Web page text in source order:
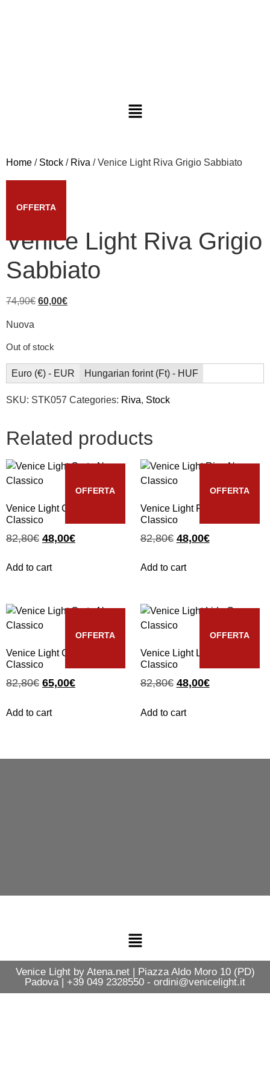
Home / Stock / Riva / Venice Light Riva Grigio Sabbiato
OFFERTA
Venice Light Riva Grigio
Sabbiato
74,90€ 60,00€
Nuova
Out of stock
Euro (€) - EUR Hungarian forint (Ft) - HUF
SKU: STK057 Categories: Riva, Stock
Related products
OFFERTA
Venice Light Corte Nero
Classico
82,80€ 48,00€
Add to cart
OFFERTA
Venice Light Riva Nero
Classico
82,80€ 48,00€
Add to cart
OFFERTA
Venice Light Corte Nero
Classico
82,80€ 65,00€
Add to cart
OFFERTA
Venice Light Lido Oro
Classico
82,80€ 48,00€
Add to cart
Venice Light by Atena.net | Piazza Aldo Moro 10 (PD)
Padova | +39 049 2328550 - ordini@venicelight.it